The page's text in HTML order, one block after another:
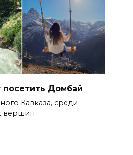
посетить Домбай
Кавказа, среди
вершин